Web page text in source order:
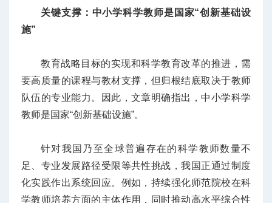
关键支撑：中小学科学教师是国家“创新基础设
施”
教育战略目标的实现和科学教育改革的推进，需
要高质量的课程与教材支撑，但归根结底取决于教师
队伍的专业能力。因此，文章明确指出，中小学科学
教师是国家“创新基础设施”。
针对我国乃至全球普遍存在的科学教师数量不
足、专业发展路径受限等共性挑战，我国正通过制度
化实践作出系统回应。例如，持续强化师范院校在科
学教师培养方面的主体作用，同时推动高水平综合性